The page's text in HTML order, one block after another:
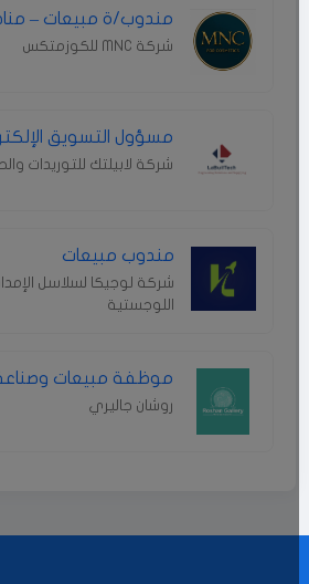
مندوب/ة مبيعات –
شركة MNC للكوزمتكس
مسؤول التسويق
شركة لابيلتك للتوريدات
مندوب مبيعات
شركة لوجيكا لسلاسل
اللوجستية
موظفة مبيعات
روشان جاليري